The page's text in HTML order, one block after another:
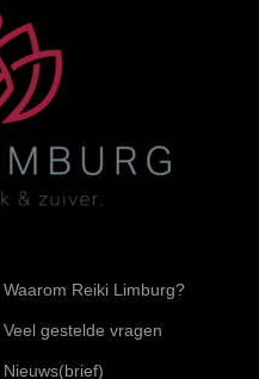
Waarom Reiki Limburg?
Veel gestelde vragen
Nieuws(brief)